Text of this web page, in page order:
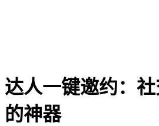
达人一键邀约：
的神器